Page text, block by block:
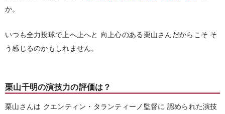
か。
いつも全力投球で上へ上へと 向上心のある栗山さんだからこそ そ
う感じるのかもしれません。
栗山千明の演技力の評価は？
栗山さんは クエンティン・タランティーノ監督に 認められた演技